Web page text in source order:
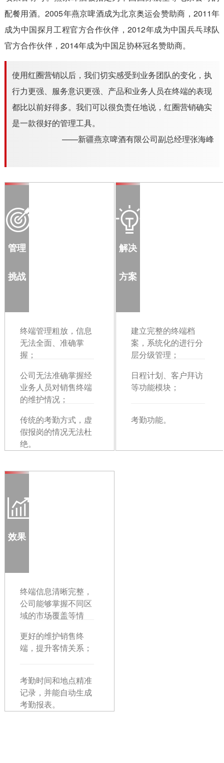
配餐用酒。2005年燕京啤酒成为北京奥运会赞助商，2011年
成为中国探月工程官方合作伙伴，2012年成为中国兵乓球队
官方合作伙伴，2014年成为中国足协杯冠名赞助商。
使用红圈营销以后，我们切实感受到业务团队的变化，执
行力更强、服务意识更强、产品和业务人员在终端的表现
都比以前好得多。我们可以很负责任地说，红圈营销确实
是一款很好的管理工具。
——新疆燕京啤酒有限公司副总经理张海峰
管理
挑战
终端管理粗放，信息
无法全面、准确掌
握；
公司无法准确掌握经
业务人员对销售终端
的维护情况；
传统的考勤方式，虚
假报岗的情况无法杜
绝。
解决
方案
建立完整的终端档
案，系统化的进行分
层分级管理；
日程计划、客户拜访
等功能模块；
考勤功能。
效果
终端信息清晰完整，
公司能够掌握不同区
域的市场覆盖等情
户进行分级管理；
更好的维护销售终
端，提升客情关系；
考勤时间和地点精准
记录，并能自动生成
考勤报表。